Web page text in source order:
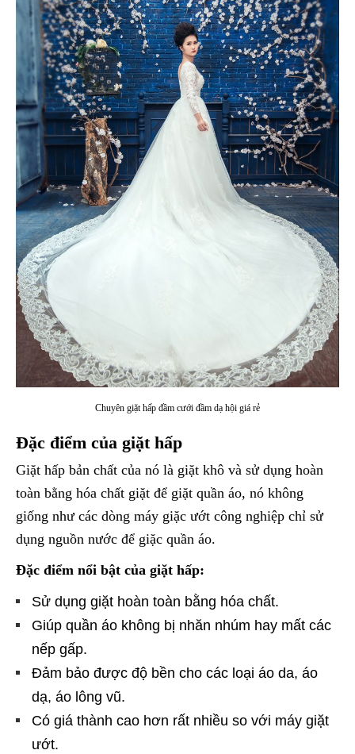
Chuyên giặt hấp đầm cưới đầm dạ hội giá rẻ
Đặc điểm của giặt hấp
Giặt hấp bản chất của nó là giặt khô và sử dụng hoàn
toàn bằng hóa chất giặt để giặt quần áo, nó không
giống như các dòng máy giặc ướt công nghiệp chỉ sử
dụng nguồn nước để giặc quần áo.
Đặc điểm nổi bật của giặt hấp:
Sử dụng giặt hoàn toàn bằng hóa chất.
Giúp quần áo không bị nhăn nhúm hay mất các
nếp gấp.
Đảm bảo được độ bền cho các loại áo da, áo
dạ, áo lông vũ.
Có giá thành cao hơn rất nhiều so với máy giặt
ướt.